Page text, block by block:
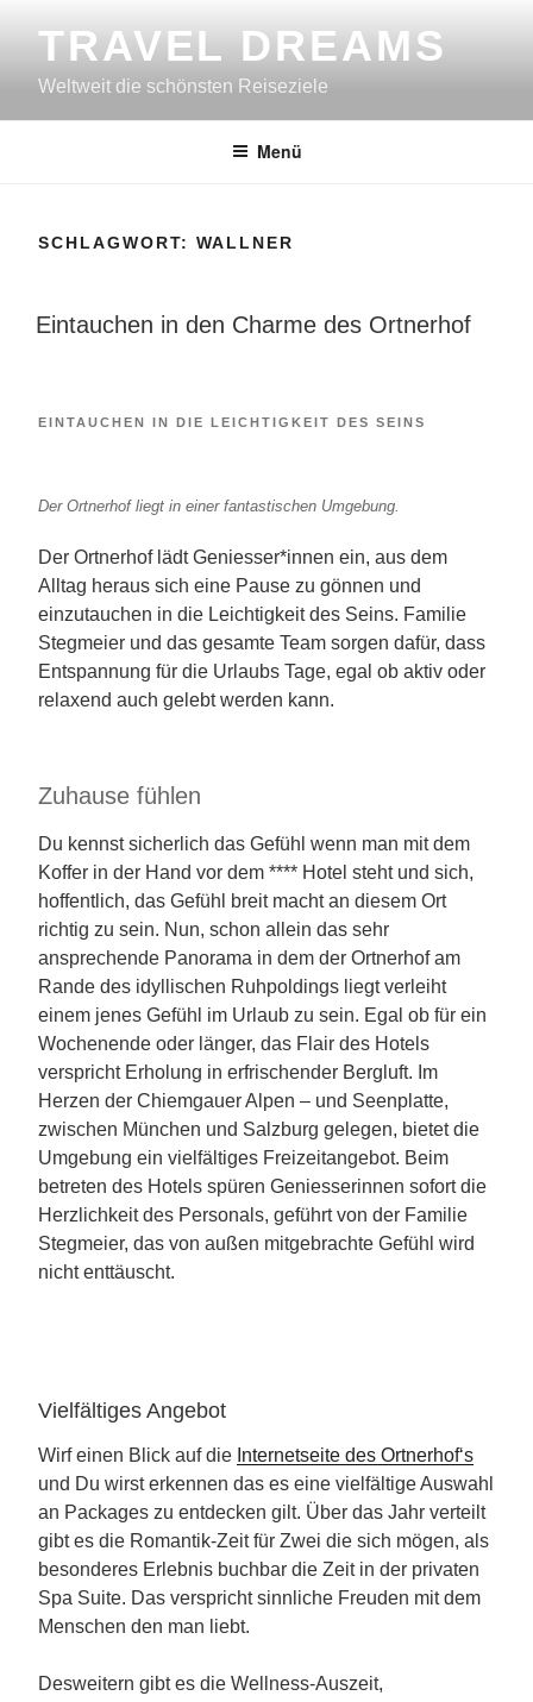
InhaltTRAVEL DREAMS
Weltweit die schönsten Reiseziele
Menü
SCHLAGWORT: WALLNER
VERÖFFENTLICHT
Eintauchen in den Charme des Ortnerhof
EINTAUCHEN IN DIE LEICHTIGKEIT DES SEINS
Der Ortnerhof liegt in einer fantastischen Umgebung.
Der Ortnerhof lädt Geniesser*innen ein, aus dem
Alltag heraus sich eine Pause zu gönnen und
einzutauchen in die Leichtigkeit des Seins. Familie
Stegmeier und das gesamte Team sorgen dafür, dass
Entspannung für die Urlaubs Tage, egal ob aktiv oder
relaxend auch gelebt werden kann.
Zuhause fühlen
Du kennst sicherlich das Gefühl wenn man mit dem
Koffer in der Hand vor dem **** Hotel steht und sich,
hoffentlich, das Gefühl breit macht an diesem Ort
richtig zu sein. Nun, schon allein das sehr
ansprechende Panorama in dem der Ortnerhof am
Rande des idyllischen Ruhpoldings liegt verleiht
einem jenes Gefühl im Urlaub zu sein. Egal ob für ein
Wochenende oder länger, das Flair des Hotels
verspricht Erholung in erfrischender Bergluft. Im
Herzen der Chiemgauer Alpen – und Seenplatte,
zwischen München und Salzburg gelegen, bietet die
Umgebung ein vielfältiges Freizeitangebot. Beim
betreten des Hotels spüren Geniesserinnen sofort die
Herzlichkeit des Personals, geführt von der Familie
Stegmeier, das von außen mitgebrachte Gefühl wird
nicht enttäuscht.
Vielfältiges Angebot
Wirf einen Blick auf die Internetseite des Ortnerhof‘s
und Du wirst erkennen das es eine vielfältige Auswahl
an Packages zu entdecken gilt. Über das Jahr verteilt
gibt es die Romantik-Zeit für Zwei die sich mögen, als
besonderes Erlebnis buchbar die Zeit in der privaten
Spa Suite. Das verspricht sinnliche Freuden mit dem
Menschen den man liebt.
Desweitern gibt es die Wellness-Auszeit,